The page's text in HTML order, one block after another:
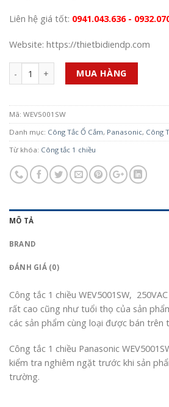
Liên hệ giá tốt: 0941.043.636 -
Website: https://thietbidiendp.com
Số lượng MUA HÀNG
Mã: WEV5001SW
Danh mục: Công Tắc Ổ Cắm, Panasonic, Công
Từ khóa: Công tắc 1 chiều
MÔ TẢ
BRAND
ĐÁNH GIÁ (0)
Công tắc 1 chiều WEV5001SW,
rất cao cũng như tuổi thọ của sản
các sản phẩm cùng loại được bán trên
Công tắc 1 chiều Panasonic
kiểm tra nghiêm ngặt trước khi sản
trường.